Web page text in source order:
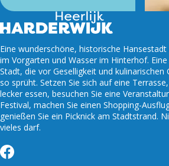
Eine wunderschöne, historische
im Vorgarten und Wasser im Hinterhof.
Stadt, die vor Geselligkeit und kulinarischen
so sprüht. Setzen Sie sich auf eine
lecker essen, besuchen Sie eine
Festival, machen Sie einen Shopping-
genießen Sie ein Picknick am Stadtstrand.
vieles darf.
Facebook